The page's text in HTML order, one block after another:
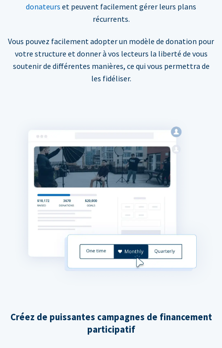
donateurs et peuvent facilement gérer leurs plans
récurrents.
Vous pouvez facilement adopter un modèle de donation pour
votre structure et donner à vos lecteurs la liberté de vous
soutenir de différentes manières, ce qui vous permettra de
les fidéliser.
Créez de puissantes campagnes de financement
participatif